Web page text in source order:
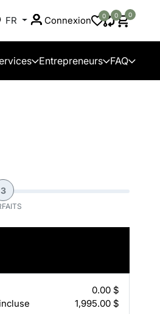
FR Connexion 0 0 0
Entrepreneurs FAQ
3
0.00 $
1,995.00 $